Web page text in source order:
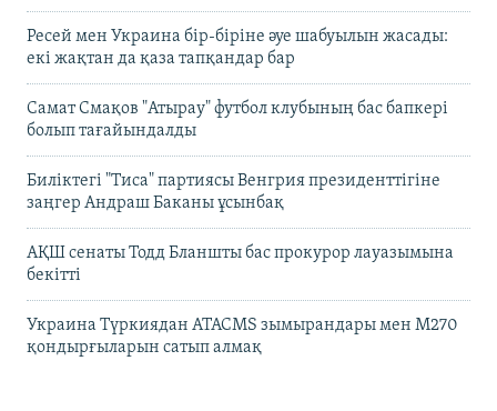
Ресей мен Украина бір-біріне әуе шабуылын жасады:
екі жақтан да қаза тапқандар бар
Самат Смақов "Атырау" футбол клубының бас бапкері
болып тағайындалды
Биліктегі "Тиса" партиясы Венгрия президенттігіне
заңгер Андраш Баканы ұсынбақ
АҚШ сенаты Тодд Бланшты бас прокурор лауазымына
бекітті
Украина Түркиядан ATACMS зымырандары мен M270
қондырғыларын сатып алмақ